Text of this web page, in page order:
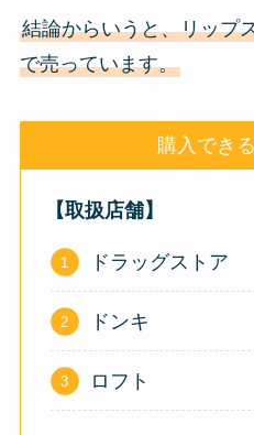
結論からいうと、リップ
で売っています。
購入でき
【取扱店舗】
ドラッグストア
ドンキ
ロフト